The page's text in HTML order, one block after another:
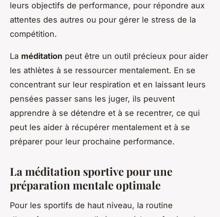
leurs objectifs de performance, pour répondre aux
attentes des autres ou pour gérer le stress de la
compétition.
La méditation peut être un outil précieux pour aider
les athlètes à se ressourcer mentalement. En se
concentrant sur leur respiration et en laissant leurs
pensées passer sans les juger, ils peuvent
apprendre à se détendre et à se recentrer, ce qui
peut les aider à récupérer mentalement et à se
préparer pour leur prochaine performance.
La méditation sportive pour une
préparation mentale optimale
Pour les sportifs de haut niveau, la routine